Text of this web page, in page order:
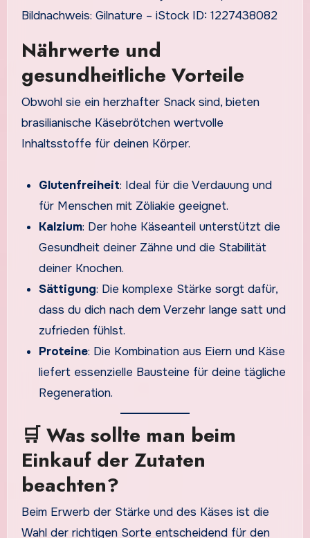
Bildnachweis: Gilnature – iStock ID: 1227438082
Nährwerte und
gesundheitliche Vorteile
Obwohl sie ein herzhafter Snack sind, bieten
brasilianische Käsebrötchen wertvolle
Inhaltsstoffe für deinen Körper.
Glutenfreiheit: Ideal für die Verdauung und
für Menschen mit Zöliakie geeignet.
Kalzium: Der hohe Käseanteil unterstützt die
Gesundheit deiner Zähne und die Stabilität
deiner Knochen.
Sättigung: Die komplexe Stärke sorgt dafür,
dass du dich nach dem Verzehr lange satt und
zufrieden fühlst.
Proteine: Die Kombination aus Eiern und Käse
liefert essenzielle Bausteine für deine tägliche
Regeneration.
🛒 Was sollte man beim
Einkauf der Zutaten
beachten?
Beim Erwerb der Stärke und des Käses ist die
Wahl der richtigen Sorte entscheidend für den